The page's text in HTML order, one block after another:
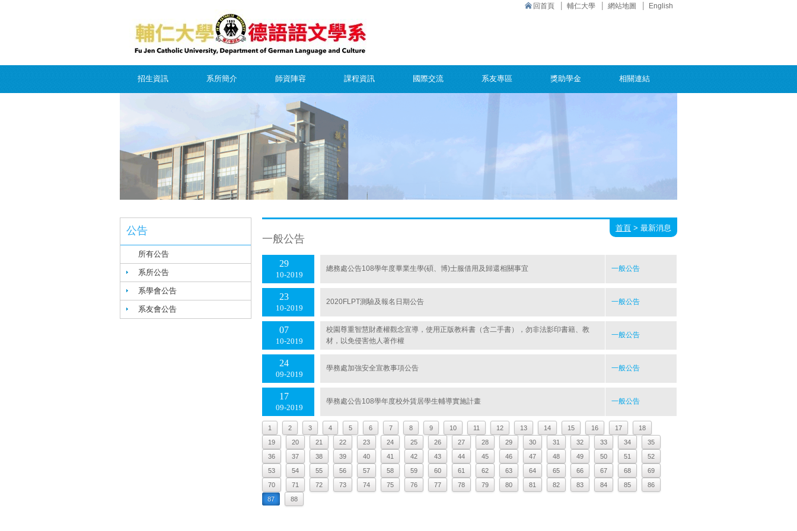
回首頁 輔仁大學 網站地圖 English
招生資訊 系所簡介 師資陣容 課程資訊 國際交流 系友專區 獎助學金 相關連結
公告
所有公告
系所公告
系學會公告
系友會公告
一般公告
首頁 > 最新消息
10 2019
29 總務處公告108學年度畢業生學(碩、博)士服借用及歸還相關事宜 一般公告
10 2019
23 2020FLPT測驗及報名日期公告 一般公告
10 2019
07
校園尊重智慧財產權觀念宣導，使用正版教科書（含二手書），勿非法影印書籍、教
材，以免侵害他人著作權
一般公告
09 2019
24 學務處加強安全宣教事項公告 一般公告
09 2019
17 學務處公告108學年度校外賃居學生輔導實施計畫 一般公告
1 2 3 4 5 6 7 8 9 10 11 12 13 14 15 16 17
18
19
20 21 22 23 24 25 26 27 28 29 30 31 32 33 34
35
36
37 38 39 40 41 42 43 44 45 46 47 48 49 50 51
52
53
54 55 56 57 58 59 60 61 62 63 64 65 66 67 68
69
70
71 72 73 74 75 76 77 78 79 80 81 82 83 84 85
86
87
88